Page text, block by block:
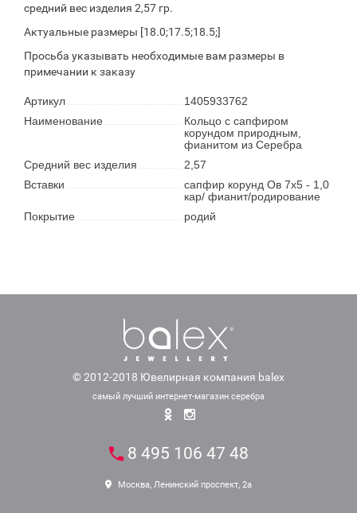
средний вес изделия 2,57 гр.
Актуальные размеры [18.0;17.5;18.5;]
Просьба указывать необходимые вам размеры в
примечании к заказу
Артикул
1405933762
Наименование
Кольцо с сапфиром
корундом природным,
фианитом из Серебра
Средний вес изделия
2,57
Вставки
сапфир корунд Ов 7х5 - 1,0
кар/ фианит/родирование
Покрытие
родий
© 2012-2018 Ювелирная компания balex
самый лучший интернет-магазин серебра
8 495 106 47 48
Москва, Ленинский проспект, 2а